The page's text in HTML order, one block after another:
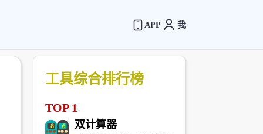
APP 我
工具综合排行榜
TOP 1
双计算器